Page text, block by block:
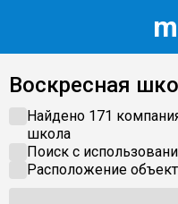
m
Воскресная
Найдено 171
школа
Поиск с
Расположение